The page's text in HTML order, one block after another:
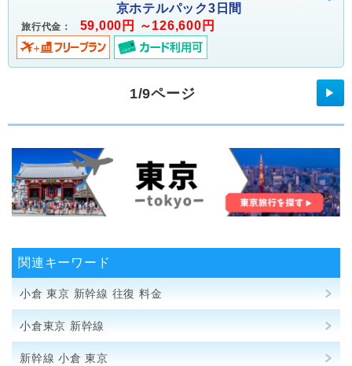
京ホテルパック3日間
旅行代金： 59,000円 ～126,600円
1/9ページ ▶
関連キーワード
小倉 東京 新幹線 往復 料金
小倉東京 新幹線
新幹線 小倉 東京